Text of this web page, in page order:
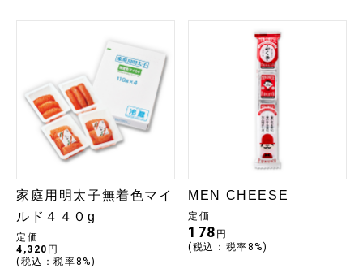
家庭用明太子無着色マイ
ルド４４０g
定価
4,320 円
(税込：税率8%)
MEN CHEESE
定価
178 円
(税込：税率8%)